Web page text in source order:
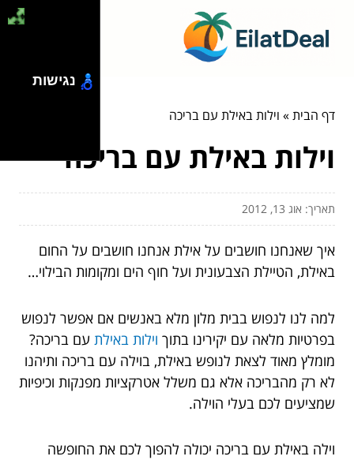
דף הבית» וילות באילת עם בריכה
וילות באילת עם בריכה
תאריך: אוג 13, 2012
איך שאנחנו חושבים על אילת אנחנו חושבים על החום
באילת, הטיילת הצבעונית ועל חוף הים ומקומות הבילוי…
למה לנו לנפוש בבית מלון מלא באנשים אם אפשר לנפוש
בפרטיות מלאה עם יקירינו בתוך וילות באילת עם בריכה?
מומלץ מאוד לצאת לנופש באילת, בוילה עם בריכה ותיהנו
לא רק מהבריכה אלא גם משלל אטרקציות מפנקות וכיפיות
שמציעים לכם בעלי הוילה.
וילה באילת עם בריכה יכולה להפוך לכם את החופשה
נגישות